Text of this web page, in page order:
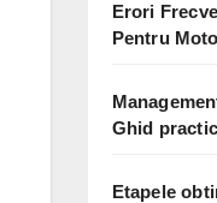
Erori
Pentru
Ghid
Etapele